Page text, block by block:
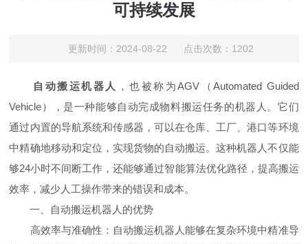
可持续发展
更新时间：2024-08-22 点击次数：1202
自动搬运机器人
，也被称为AGV（Automated Guided
Vehicle），是一种能够自动完成物料搬运任务的机器人。它们
通过内置的导航系统和传感器，可以在仓库、工厂、港口等环境
中精确地移动和定位，实现货物的自动搬运。这种机器人不仅能
够24小时不间断工作，还能够通过智能算法优化路径，提高搬运
效率，减少人工操作带来的错误和成本。
一、自动搬运机器人的优势
高效率与准确性：自动搬运机器人能够在复杂环境中精准导